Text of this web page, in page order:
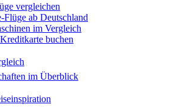
vergleichen
Flüge ab Deutschland
im Vergleich
buchen
im Überblick